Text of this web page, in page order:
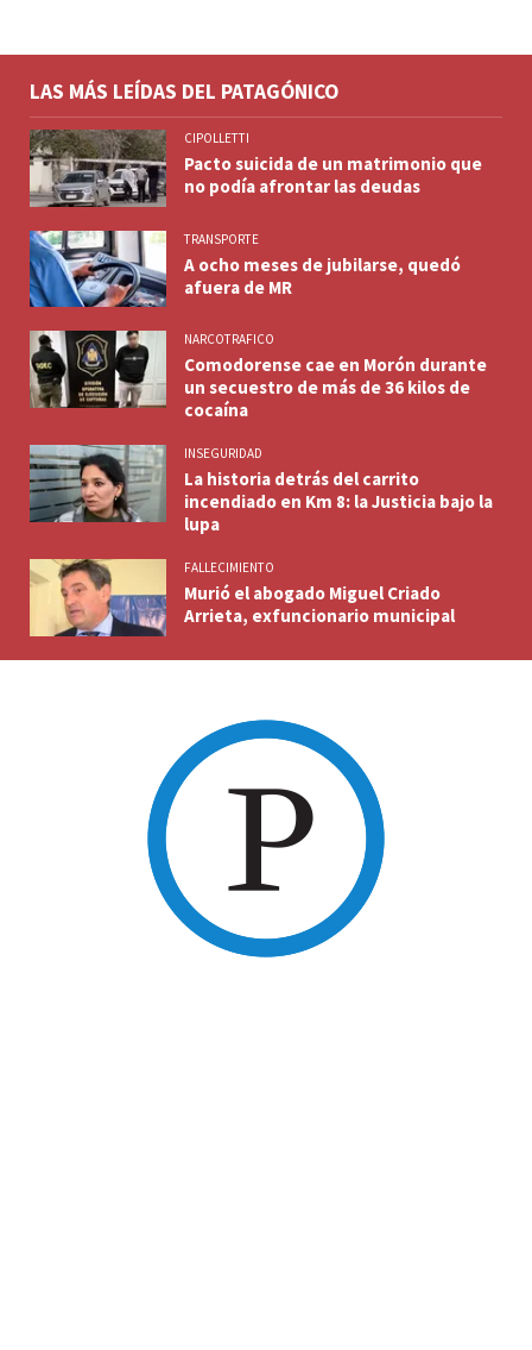
LAS MÁS LEÍDAS DEL PATAGÓNICO
CIPOLLETTI
Pacto suicida de un matrimonio que
no podía afrontar las deudas
TRANSPORTE
A ocho meses de jubilarse, quedó
afuera de MR
NARCOTRAFICO
Comodorense cae en Morón durante
un secuestro de más de 36 kilos de
cocaína
INSEGURIDAD
La historia detrás del carrito
incendiado en Km 8: la Justicia bajo la
lupa
FALLECIMIENTO
Murió el abogado Miguel Criado
Arrieta, exfuncionario municipal